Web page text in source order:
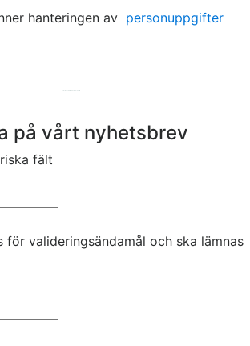
hanteringen av personuppgifter
på vårt nyhetsbrev
fält
för valideringsändamål och ska lämnas